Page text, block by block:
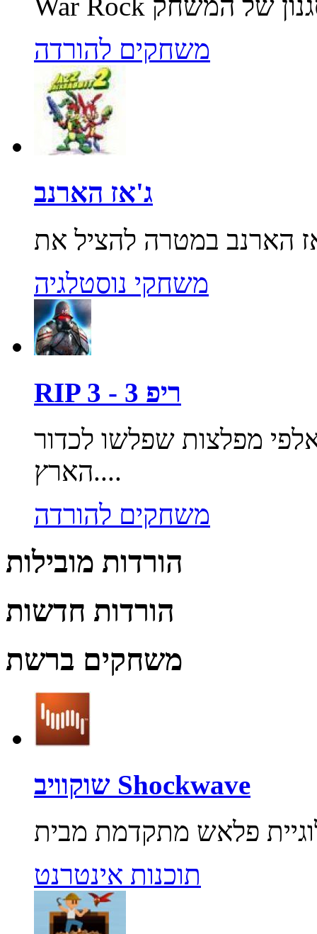
משחקים להורדה
ג'אז הארנב
משחקי נוסטלגיה
RIP 3 - ריפ 3
מפלצות שפלשו לכדור
הארץ....
משחקים להורדה
הורדות מובילות
הורדות חדשות
משחקים ברשת
שוקוויב Shockwave
תוכנות אינטרנט